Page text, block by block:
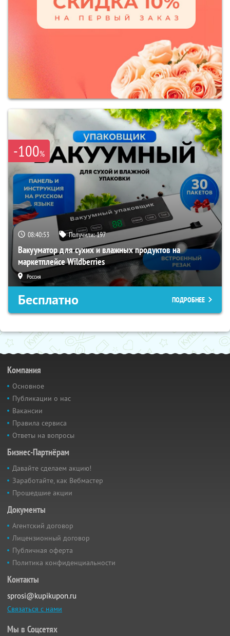
-100%
08:40:52 Получили:197
Вакууматор для сухих и влажных продуктов на
маркетплейсе Wildberries
Россия
Бесплатно ПОДРОБНЕЕ
Компания
Основное
Публикации о нас
Вакансии
Правила сервиса
Ответы на вопросы
Бизнес-Партнёрам
Давайте сделаем акцию!
Заработайте, как Вебмастер
Прошедшие акции
Документы
Агентский договор
Лицензионный договор
Публичная оферта
Политика конфиденциальности
Контакты
sprosi@kupikupon.ru
Связаться с нами
Мы в Соцсетях